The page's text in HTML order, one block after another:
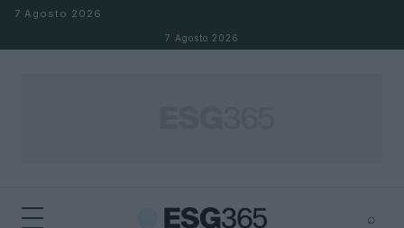
Salta al contenuto
7 Agosto 2026
7 Agosto 2026
⌕